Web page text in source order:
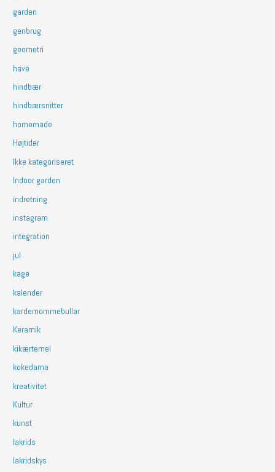
garden
genbrug
geometri
have
hindbær
hindbærsnitter
homemade
Højtider
Ikke kategoriseret
Indoor garden
indretning
instagram
integration
jul
kage
kalender
kardemommebullar
Keramik
kikærtemel
kokedama
kreativitet
Kultur
kunst
lakrids
lakridskys